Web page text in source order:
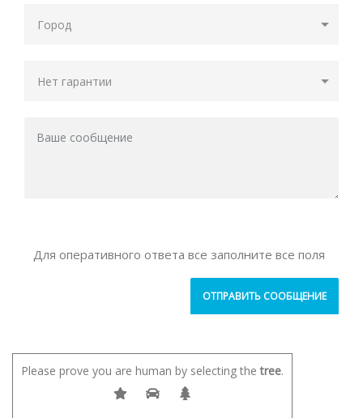
Для оперативного ответа все заполните все поля
Please prove you are human by selecting the tree.